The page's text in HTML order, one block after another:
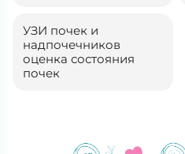
УЗИ почек и
надпочечников
оценка состояния
почек